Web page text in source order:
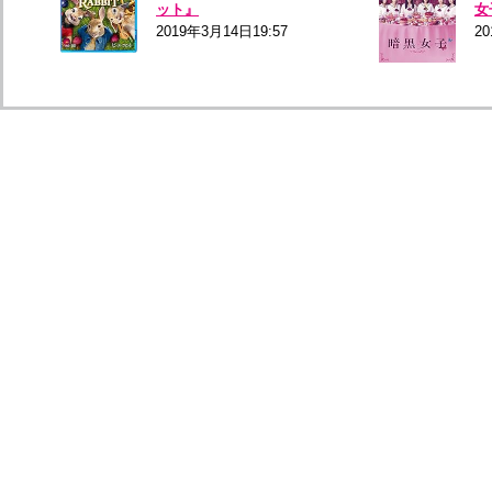
ット』
2019年3月14日19:57
女